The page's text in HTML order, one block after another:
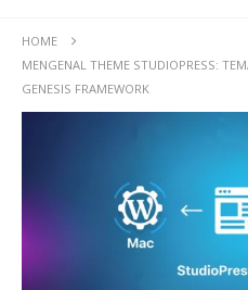
HOME
MENGENAL THEME STUDIOPRESS:
GENESIS FRAMEWORK